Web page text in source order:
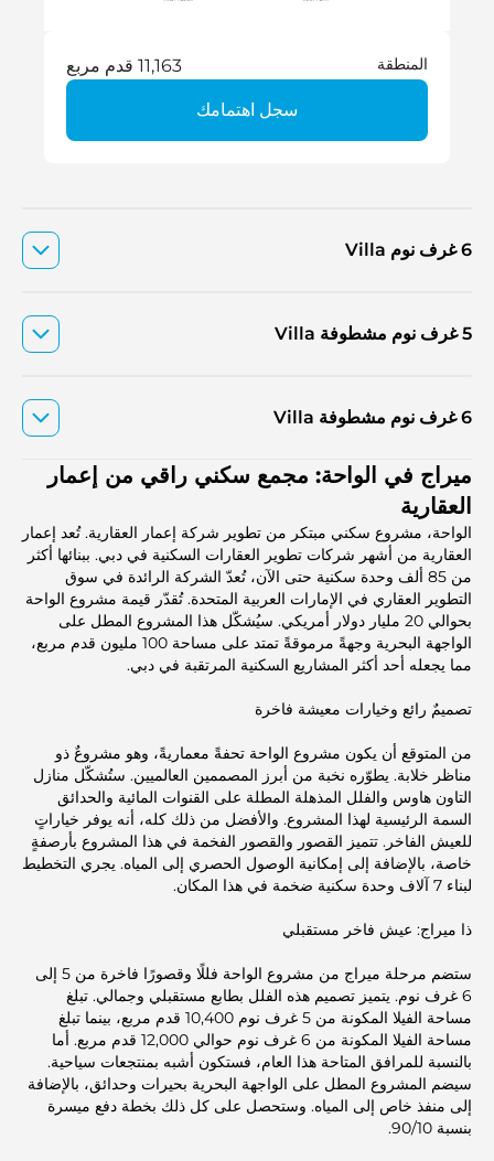
المنطقة 11,163 قدم مربع
سجل اهتمامك
6 غرف نوم Villa
5 غرف نوم مشطوفة Villa
6 غرف نوم مشطوفة Villa
ميراج في الواحة: مجمع سكني راقي من إعمار
العقارية
الواحة، مشروع سكني مبتكر من تطوير شركة إعمار العقارية. تُعد إعمار
العقارية من أشهر شركات تطوير العقارات السكنية في دبي. ببنائها أكثر
من 85 ألف وحدة سكنية حتى الآن، تُعدّ الشركة الرائدة في سوق
التطوير العقاري في الإمارات العربية المتحدة. تُقدّر قيمة مشروع الواحة
بحوالي 20 مليار دولار أمريكي. سيُشكّل هذا المشروع المطل على
الواجهة البحرية وجهةً مرموقةً تمتد على مساحة 100 مليون قدم مربع،
مما يجعله أحد أكثر المشاريع السكنية المرتقبة في دبي.
تصميمٌ رائع وخيارات معيشة فاخرة
من المتوقع أن يكون مشروع الواحة تحفةً معماريةً، وهو مشروعٌ ذو
مناظر خلابة. يطوّره نخبة من أبرز المصممين العالميين. ستُشكّل منازل
التاون هاوس والفلل المذهلة المطلة على القنوات المائية والحدائق
السمة الرئيسية لهذا المشروع. والأفضل من ذلك كله، أنه يوفر خياراتٍ
للعيش الفاخر. تتميز القصور والقصور الفخمة في هذا المشروع بأرصفةٍ
خاصة، بالإضافة إلى إمكانية الوصول الحصري إلى المياه. يجري التخطيط
لبناء 7 آلاف وحدة سكنية ضخمة في هذا المكان.
ذا ميراج: عيش فاخر مستقبلي
ستضم مرحلة ميراج من مشروع الواحة فللًا وقصورًا فاخرة من 5 إلى
6 غرف نوم. يتميز تصميم هذه الفلل بطابع مستقبلي وجمالي. تبلغ
مساحة الفيلا المكونة من 5 غرف نوم 10,400 قدم مربع، بينما تبلغ
مساحة الفيلا المكونة من 6 غرف نوم حوالي 12,000 قدم مربع. أما
بالنسبة للمرافق المتاحة هذا العام، فستكون أشبه بمنتجعات سياحية.
سيضم المشروع المطل على الواجهة البحرية بحيرات وحدائق، بالإضافة
إلى منفذ خاص إلى المياه. وستحصل على كل ذلك بخطة دفع ميسرة
بنسبة 90/10.